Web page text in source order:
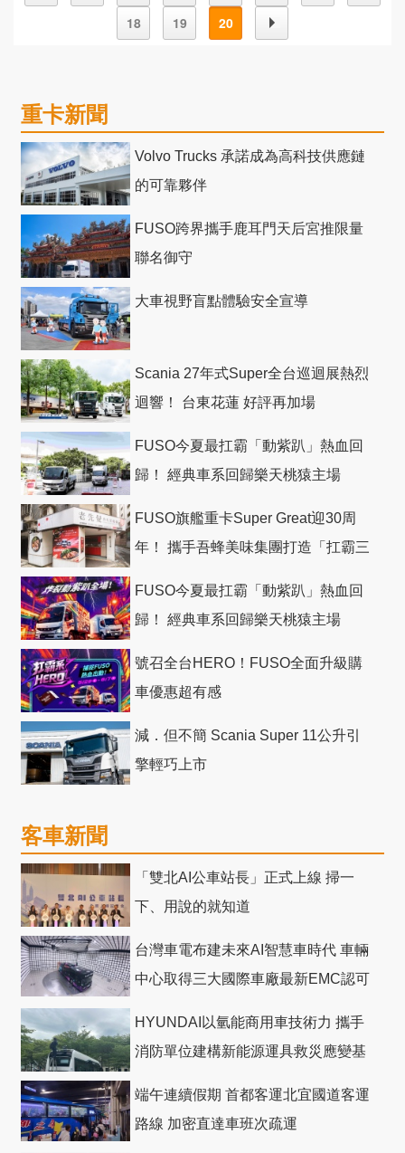
18
19 20
重卡新聞
Volvo Trucks 承諾成為高科技供應鏈
的可靠夥伴
FUSO跨界攜手鹿耳門天后宮推限量
聯名御守
大車視野盲點體驗安全宣導
Scania 27年式Super全台巡迴展熱烈
迴響！ 台東花蓮 好評再加場
FUSO今夏最扛霸「動紫趴」熱血回
歸！ 經典車系回歸樂天桃猿主場
FUSO旗艦重卡Super Great迎30周
年！ 攜手吾蜂美味集團打造「扛霸三
FUSO今夏最扛霸「動紫趴」熱血回
歸！ 經典車系回歸樂天桃猿主場
號召全台HERO！FUSO全面升級購
車優惠超有感
減．但不簡 Scania Super 11公升引
擎輕巧上市
客車新聞
「雙北AI公車站長」正式上線 掃一
下、用說的就知道
台灣車電布建未來AI智慧車時代 車輛
中心取得三大國際車廠最新EMC認可
HYUNDAI以氫能商用車技術力 攜手
消防單位建構新能源運具救災應變基
端午連續假期 首都客運北宜國道客運
路線 加密直達車班次疏運